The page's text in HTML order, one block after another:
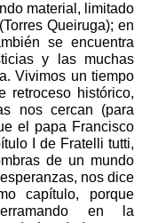
material, limitado
Queiruga); en
se encuentra
y las muchas
Vivimos un tiempo
retroceso histórico,
nos cercan (para
el papa Francisco
I de Fratelli tutti,
de un mundo
nos dice
capítulo, porque
en la